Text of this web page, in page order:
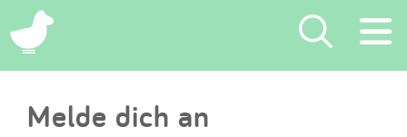
×
Suchen
Melde dich an